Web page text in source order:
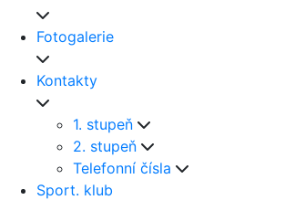
Fotogalerie
Kontakty
1. stupeň
2. stupeň
Telefonní čísla
Sport. klub